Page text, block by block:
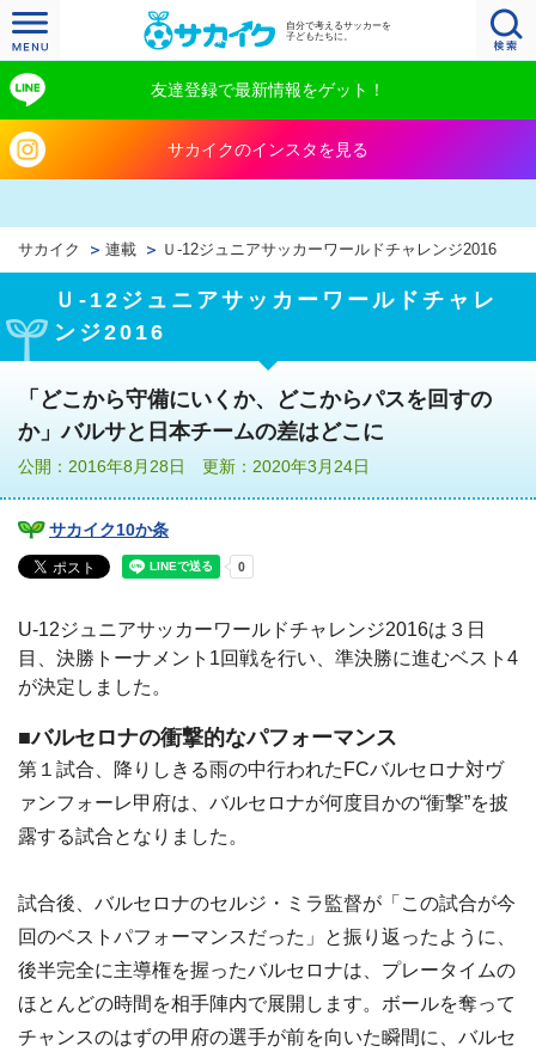
自分で考えるサッカーを
子どもたちに。
友達登録で最新情報をゲット！
サカイクのインスタを見る
サカイク 連載 Ｕ‐12ジュニアサッカーワールドチャレンジ2016
Ｕ‐12ジュニアサッカーワールドチャレ
ンジ2016
「どこから守備にいくか、どこからパスを回すの
か」バルサと日本チームの差はどこに
公開：2016年8月28日 更新：2020年3月24日
サカイク10か条
U-12ジュニアサッカーワールドチャレンジ2016は３日
目、決勝トーナメント1回戦を行い、準決勝に進むベスト4
が決定しました。
■バルセロナの衝撃的なパフォーマンス
第１試合、降りしきる雨の中行われたFCバルセロナ対ヴ
ァンフォーレ甲府は、バルセロナが何度目かの“衝撃”を披
露する試合となりました。
試合後、バルセロナのセルジ・ミラ監督が「この試合が今
回のベストパフォーマンスだった」と振り返ったように、
後半完全に主導権を握ったバルセロナは、プレータイムの
ほとんどの時間を相手陣内で展開します。ボールを奪って
チャンスのはずの甲府の選手が前を向いた瞬間に、バルセ